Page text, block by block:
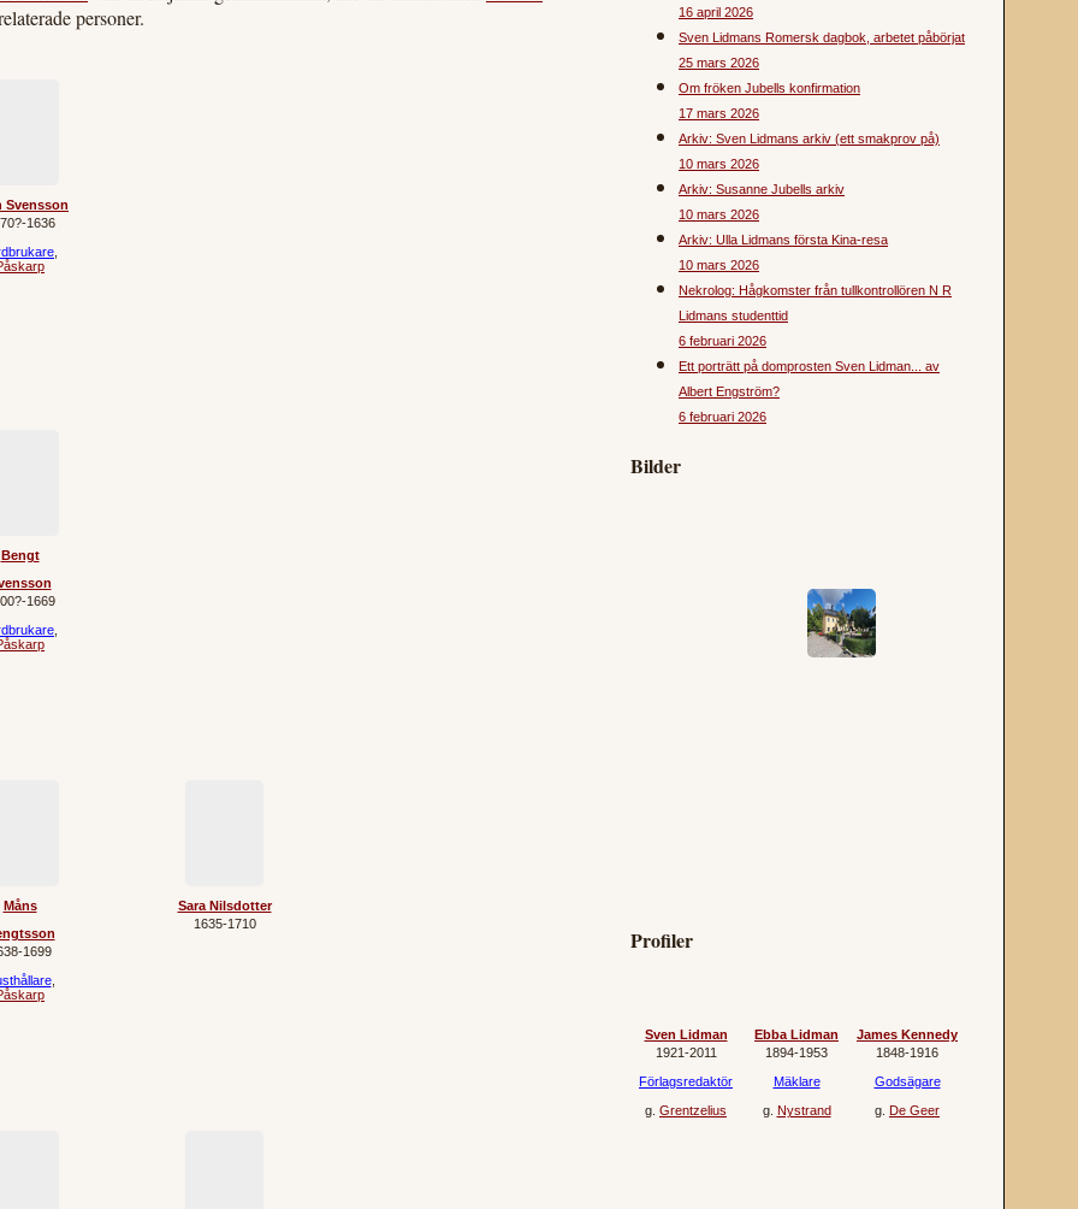
personer.
Svensson
Bengt
Måns
,
Sara Nilsdotter
1635‐1710
16 april 2026
Sven Lidmans Romersk dagbok, arbetet påbörjat
25 mars 2026
Om fröken Jubells konfirmation
17 mars 2026
Arkiv: Sven Lidmans arkiv (ett smakprov på)
10 mars 2026
Arkiv: Susanne Jubells arkiv
10 mars 2026
Arkiv: Ulla Lidmans första Kina-resa
10 mars 2026
Nekrolog: Hågkomster från tullkontrollören N R
Lidmans studenttid
6 februari 2026
Ett porträtt på domprosten Sven Lidman... av
Albert Engström?
6 februari 2026
Bilder
Profiler
Sven Lidman
1921‐2011
Förlagsredaktör
g. Grentzelius
Ebba Lidman
1894‐1953
Mäklare
g. Nystrand
James Kennedy
1848‐1916
Godsägare
g. De Geer